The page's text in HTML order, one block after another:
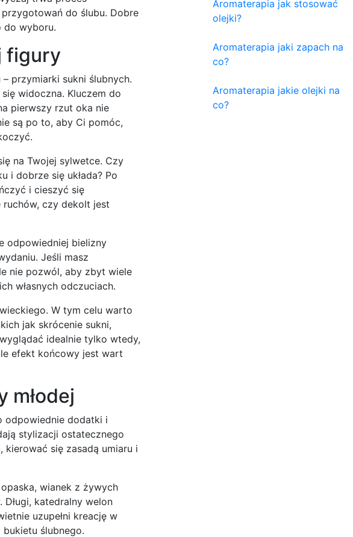
do ślubu. Dobre
do wyboru.
figury
przymiarki sukni ślubnych.
widoczna. Kluczem do
pierwszy rzut oka nie
są po to, aby Ci pomóc,
na Twojej sylwetce. Czy
i dobrze się układa? Po
i cieszyć się
czy dekolt jest
odpowiedniej bielizny
Jeśli masz
nie pozwól, aby zbyt wiele
własnych odczuciach.
W tym celu warto
jak skrócenie sukni,
idealnie tylko wtedy,
efekt końcowy jest wart
młodej
odpowiednie dodatki i
stylizacji ostatecznego
kierować się zasadą umiaru i
wianek z żywych
katedralny welon
uzupełni kreację w
ślubnego.
Aromaterapia jak stosować
olejki?
Aromaterapia jaki zapach na
co?
Aromaterapia jakie olejki na
co?